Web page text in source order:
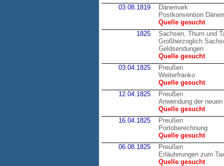
03.08.1819
Dänemark
Postkonvention
Quelle gesucht
1825
Sachsen, Thurn und
Großherzoglich
Geldsendungen
Quelle gesucht
03.04.1825
Preußen
Weiterfranko
Quelle gesucht
12.04.1825
Preußen
Anwendung der
Quelle gesucht
16.04.1825
Preußen
Portoberechnung
Quelle gesucht
06.08.1825
Preußen
Erläuterungen zum
Quelle gesucht